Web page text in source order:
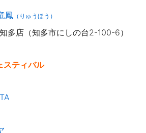
鳳 （りゅうほう）
多店（知多市にしの台2-100-6）
ティバル